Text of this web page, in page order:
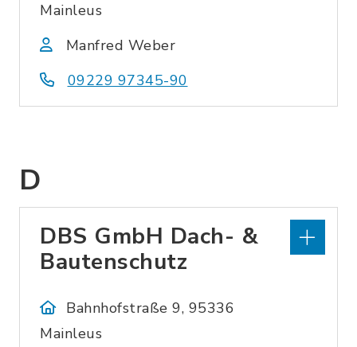
Mainleus
Manfred Weber
09229 97345-90
D
DBS GmbH Dach- &
Bautenschutz
Bahnhofstraße 9, 95336
Mainleus